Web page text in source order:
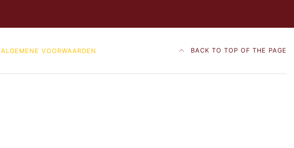
ALGEMENE VOORWAARDEN BACK TO TOP OF THE PAGE